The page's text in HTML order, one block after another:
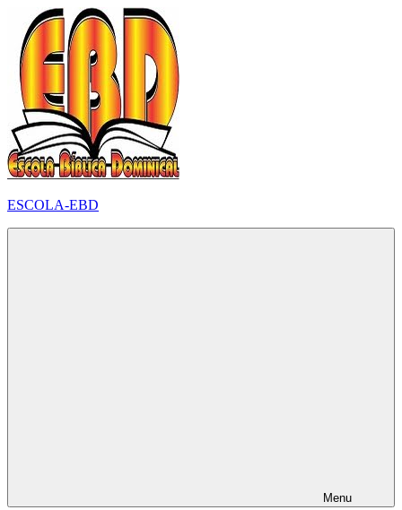
para
conteúdo
ESCOLA-EBD
Menu